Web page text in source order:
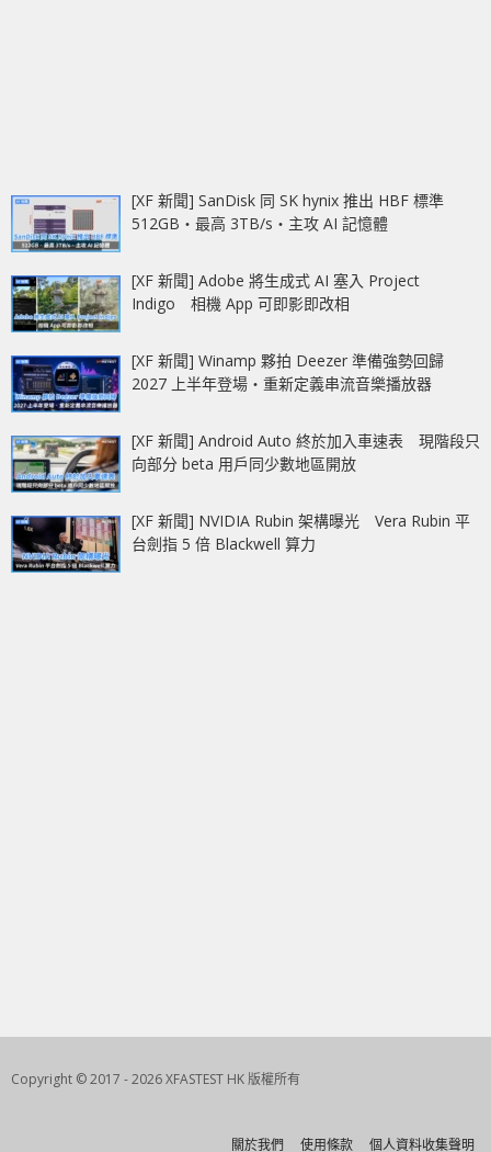
[XF 新聞] SanDisk 同 SK hynix 推出 HBF 標準
512GB‧最高 3TB/s‧主攻 AI 記憶體
[XF 新聞] Adobe 將生成式 AI 塞入 Project
Indigo 相機 App 可即影即改相
[XF 新聞] Winamp 夥拍 Deezer 準備強勢回歸
2027 上半年登場‧重新定義串流音樂播放器
[XF 新聞] Android Auto 終於加入車速表 現階段只
向部分 beta 用戶同少數地區開放
[XF 新聞] NVIDIA Rubin 架構曝光 Vera Rubin 平
台劍指 5 倍 Blackwell 算力
Copyright © 2017 - 2026 XFASTEST HK 版權所有
關於我們 使用條款 個人資料收集聲明